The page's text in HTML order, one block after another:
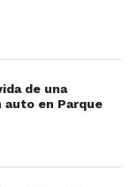
de una
auto en Parque